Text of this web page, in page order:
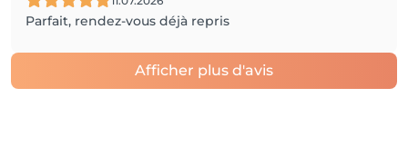
Parfait, rendez-vous déjà repris
Afficher plus d'avis